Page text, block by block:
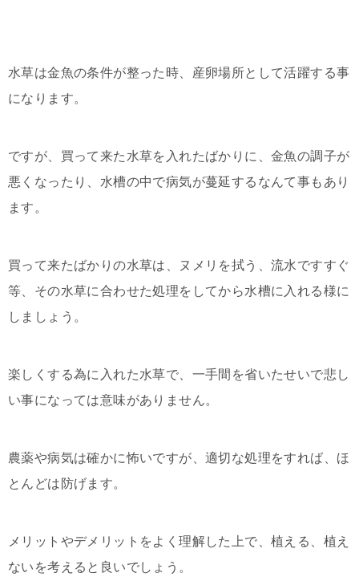
水草は金魚の条件が整った時、産卵場所として活躍する事
になります。
ですが、買って来た水草を入れたばかりに、金魚の調子が
悪くなったり、水槽の中で病気が蔓延するなんて事もあり
ます。
買って来たばかりの水草は、ヌメリを拭う、流水ですすぐ
等、その水草に合わせた処理をしてから水槽に入れる様に
しましょう。
楽しくする為に入れた水草で、一手間を省いたせいで悲し
い事になっては意味がありません。
農薬や病気は確かに怖いですが、適切な処理をすれば、ほ
とんどは防げます。
メリットやデメリットをよく理解した上で、植える、植え
ないを考えると良いでしょう。